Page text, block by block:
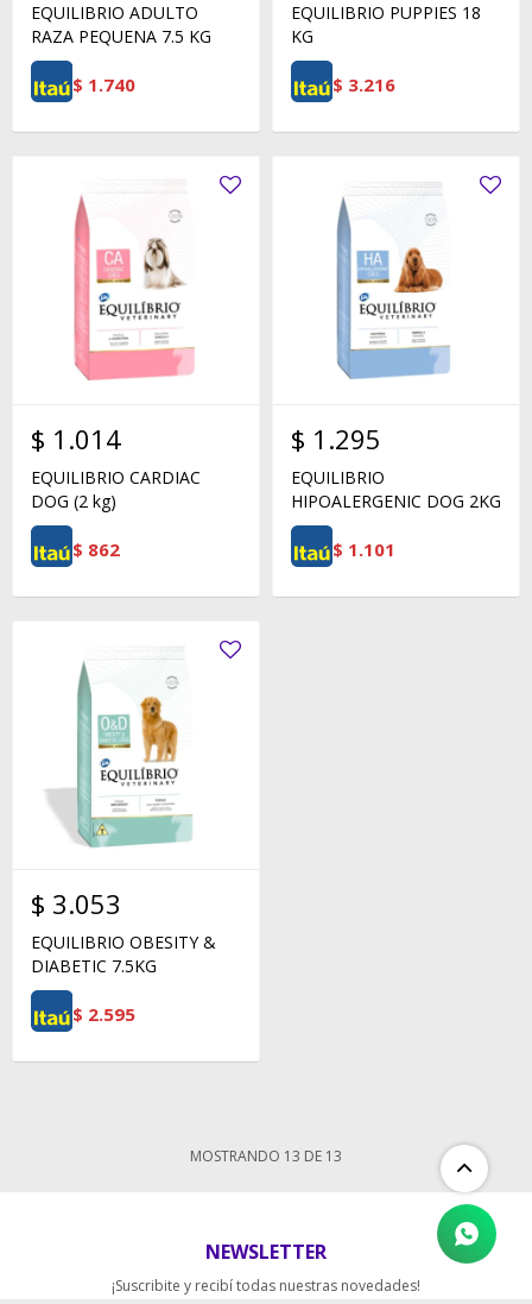
EQUILIBRIO ADULTO
RAZA PEQUENA 7.5 KG
$ 1.740
EQUILIBRIO PUPPIES 18
KG
$ 3.216
$ 1.014
EQUILIBRIO CARDIAC
DOG (2 kg)
$ 862
$ 1.295
EQUILIBRIO
HIPOALERGENIC DOG 2KG
$ 1.101
$ 3.053
EQUILIBRIO OBESITY &
DIABETIC 7.5KG
$ 2.595
MOSTRANDO 13 DE 13
NEWSLETTER
¡Suscribite y recibí todas nuestras novedades!